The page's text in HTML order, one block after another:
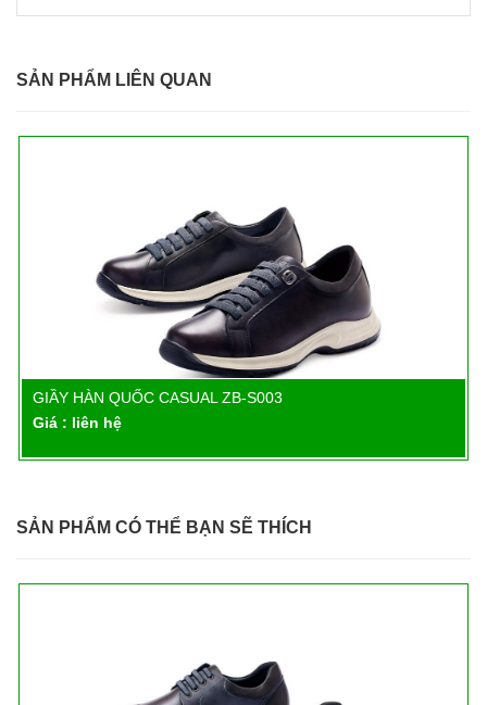
SẢN PHẨM LIÊN QUAN
GIẦY BẢO HỘ HÀN QUỐC ZIBEN…
SẢN PHẨM CÓ THỂ BẠN SẼ THÍCH